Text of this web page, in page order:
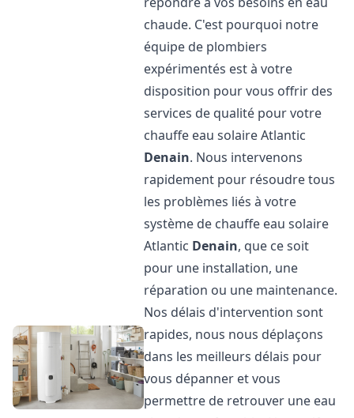
chaude. C'est pourquoi notre
équipe de plombiers
expérimentés est à votre
disposition pour vous offrir des
services de qualité pour votre
chauffe eau solaire Atlantic
Denain. Nous intervenons
rapidement pour résoudre tous
les problèmes liés à votre
système de chauffe eau solaire
Atlantic Denain, que ce soit
pour une installation, une
réparation ou une maintenance.
Nos délais d'intervention sont
rapides, nous nous déplaçons
dans les meilleurs délais pour
vous dépanner et vous
permettre de retrouver une eau